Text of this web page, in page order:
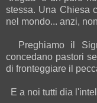
stessa. Una Chiesa
nel mondo... anzi,
Preghiamo il
concedano pastori
di fronteggiare il
E a noi tutti dia